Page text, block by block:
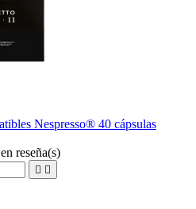
Nespresso® 40 cápsulas
reseña(s)
 